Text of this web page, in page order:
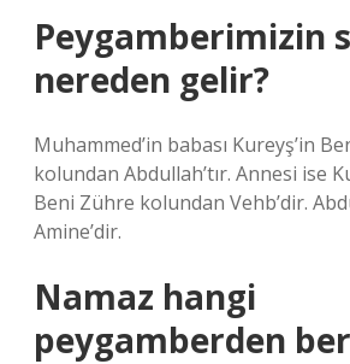
Peygamberimizin
nereden gelir?
Muhammed’in babası Kureyş’in
kolundan Abdullah’tır. Annesi ise
Beni Zühre kolundan Vehb’dir.
Amine’dir.
Namaz hangi
peygamberden